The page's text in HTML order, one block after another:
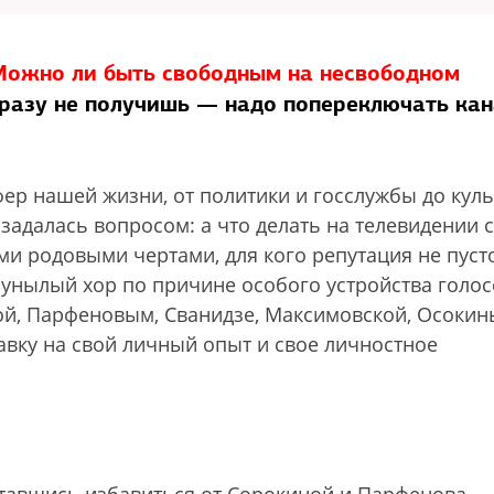
ли быть свободным на несвободном
не получишь — надо попереключать
нашей жизни, от политики и госслужбы до
вопросом: а что делать на телевидении с
родовыми чертами, для кого репутация не
хор по причине особого устройства
Парфеновым, Сванидзе, Максимовской,
на свой личный опыт и свое личностное